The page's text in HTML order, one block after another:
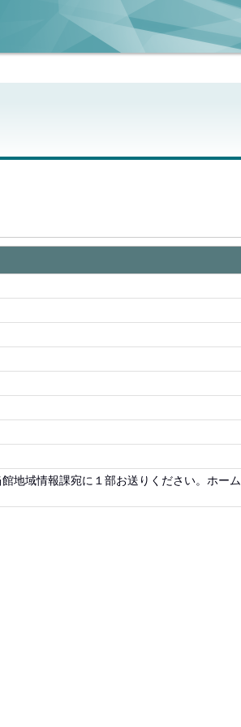
地域情報課宛に１部お送りください。ホー